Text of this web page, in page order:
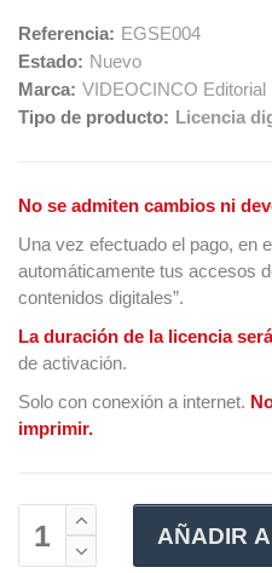
Referencia: EGSE004
Estado: Nuevo
Marca: VIDEOCINCO Editorial
Tipo de producto: Licencia
No se admiten cambios ni
Una vez efectuado el pago, en
automáticamente tus accesos
contenidos digitales”.
La duración de la licencia
de activación.
Solo con conexión a internet.
imprimir.
AÑADIR